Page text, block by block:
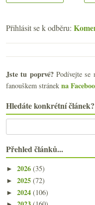
Přihlásit se k odběru:
Jste tu poprvé?Podívejte se
fanouškem stránek na
Hledáte konkrétní článek?
Přehled článků...
► 2026 (35)
► 2025 (72)
► 2024 (106)